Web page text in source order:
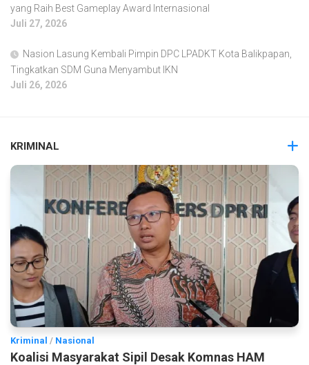
yang Raih Best Gameplay Award Internasional
Juli 27, 2026
Nasion Lasung Kembali Pimpin DPC LPADKT Kota Balikpapan,
Tingkatkan SDM Guna Menyambut IKN
Juli 26, 2026
KRIMINAL
Kriminal / Nasional
Koalisi Masyarakat Sipil Desak Komnas HAM